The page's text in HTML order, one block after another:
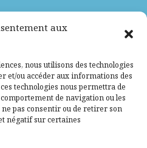
aux
nous utilisons des technologies
et/ou accéder aux informations des
technologies nous permettra de
de navigation ou les
pas consentir ou de retirer son
négatif sur certaines
Hiring
en IA, Machine
Consultant
– Accra